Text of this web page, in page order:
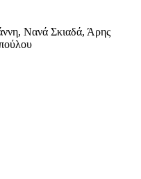
Νανά Σκιαδά, Άρης